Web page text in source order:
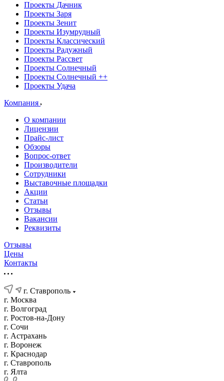
Проекты Дачник
Проекты Заря
Проекты Зенит
Проекты Изумрудный
Проекты Классический
Проекты Радужный
Проекты Рассвет
Проекты Солнечный
Проекты Солнечный ++
Проекты Удача
Компания
О компании
Лицензии
Прайс-лист
Обзоры
Вопрос-ответ
Производители
Сотрудники
Выставочные площадки
Акции
Статьи
Отзывы
Вакансии
Реквизиты
Отзывы
Цены
Контакты
г. Ставрополь
г. Москва
г. Волгоград
г. Ростов-на-Дону
г. Сочи
г. Астрахань
г. Воронеж
г. Краснодар
г. Ставрополь
г. Ялта